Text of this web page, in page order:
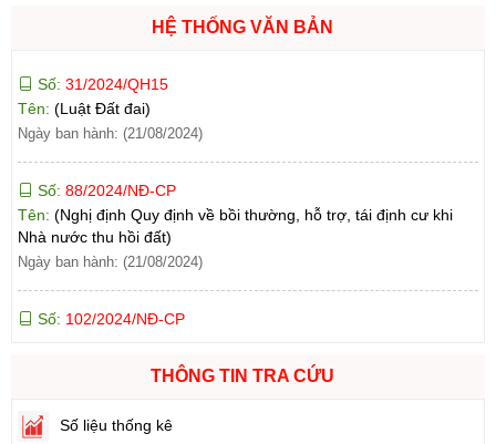
HỆ THỐNG VĂN BẢN
Ngày ban hành: (21/08/2024)
Số:
88/2024/NĐ-CP
Nhà nước thu hồi đất)
Ngày ban hành: (21/08/2024)
Số:
102/2024/NĐ-CP
Đất đai)
Tên:
(Nghị định Quy định về tiền sử dụng đất, tiền thuê đất)
THÔNG TIN TRA CỨU
Số liệu thống kê